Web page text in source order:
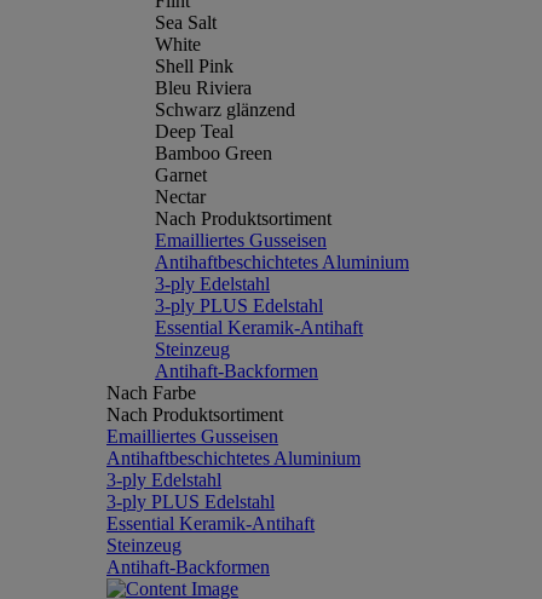
Sea Salt
White
Shell Pink
Bleu Riviera
Schwarz glänzend
Deep Teal
Bamboo Green
Garnet
Nectar
Nach Produktsortiment
Emailliertes Gusseisen
Antihaftbeschichtetes Aluminium
3-ply Edelstahl
3-ply PLUS Edelstahl
Essential Keramik-Antihaft
Steinzeug
Antihaft-Backformen
Nach Farbe
Nach Produktsortiment
Emailliertes Gusseisen
Antihaftbeschichtetes Aluminium
3-ply Edelstahl
3-ply PLUS Edelstahl
Essential Keramik-Antihaft
Steinzeug
Antihaft-Backformen